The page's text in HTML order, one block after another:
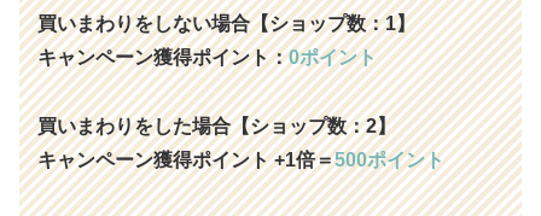
買いまわりをしない場合【ショップ数：1】
キャンペーン獲得ポイント：0ポイント
買いまわりをした場合【ショップ数：2】
キャンペーン獲得ポイント +1倍＝500ポイント